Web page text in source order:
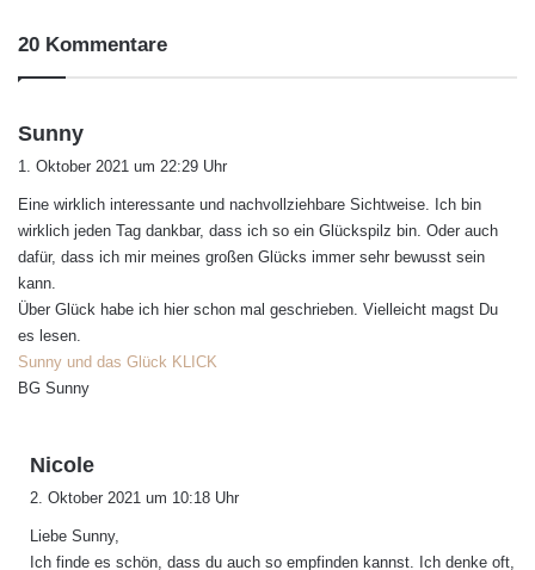
20 Kommentare
Sunny
t
:
1. Oktober 2021 um 22:29 Uhr
Eine wirklich interessante und nachvollziehbare Sichtweise. Ich bin
wirklich jeden Tag dankbar, dass ich so ein Glückspilz bin. Oder auch
dafür, dass ich mir meines großen Glücks immer sehr bewusst sein
kann.
Über Glück habe ich hier schon mal geschrieben. Vielleicht magst Du
es lesen.
Sunny und das Glück KLICK
BG Sunny
Nicole
t
2. Oktober 2021 um 10:18 Uhr
Liebe Sunny,
Ich finde es schön, dass du auch so empfinden kannst. Ich denke oft,